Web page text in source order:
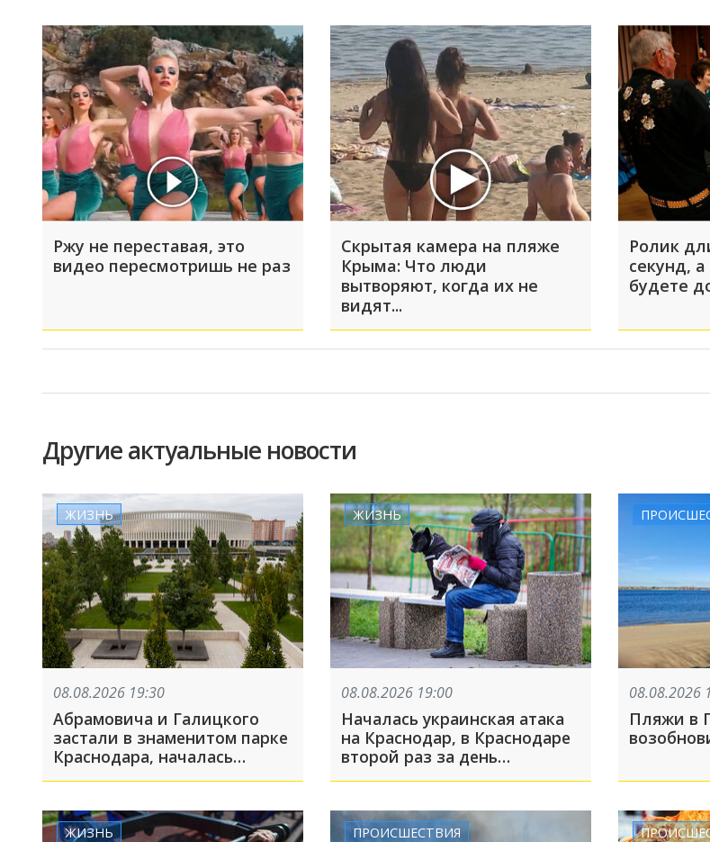
Ржу не переставая, это
видео пересмотришь не раз
Скрытая камера на пляже
Крыма: Что люди
вытворяют, когда их не
видят...
Ролик
секунд,
будете
Другие актуальные новости
ЖИЗНЬ
08.08.2026 19:30
Абрамовича и Галицкого
застали в знаменитом парке
Краснодара, началась
украинская атака на
неделю
ЖИЗНЬ
08.08.2026 19:00
Началась украинская атака
на Краснодар, в Краснодаре
второй раз за день
включили сирены из-за
08.08.2026
Пляжи в
ЖИЗНЬ ПРОИСШЕСТВИЯ